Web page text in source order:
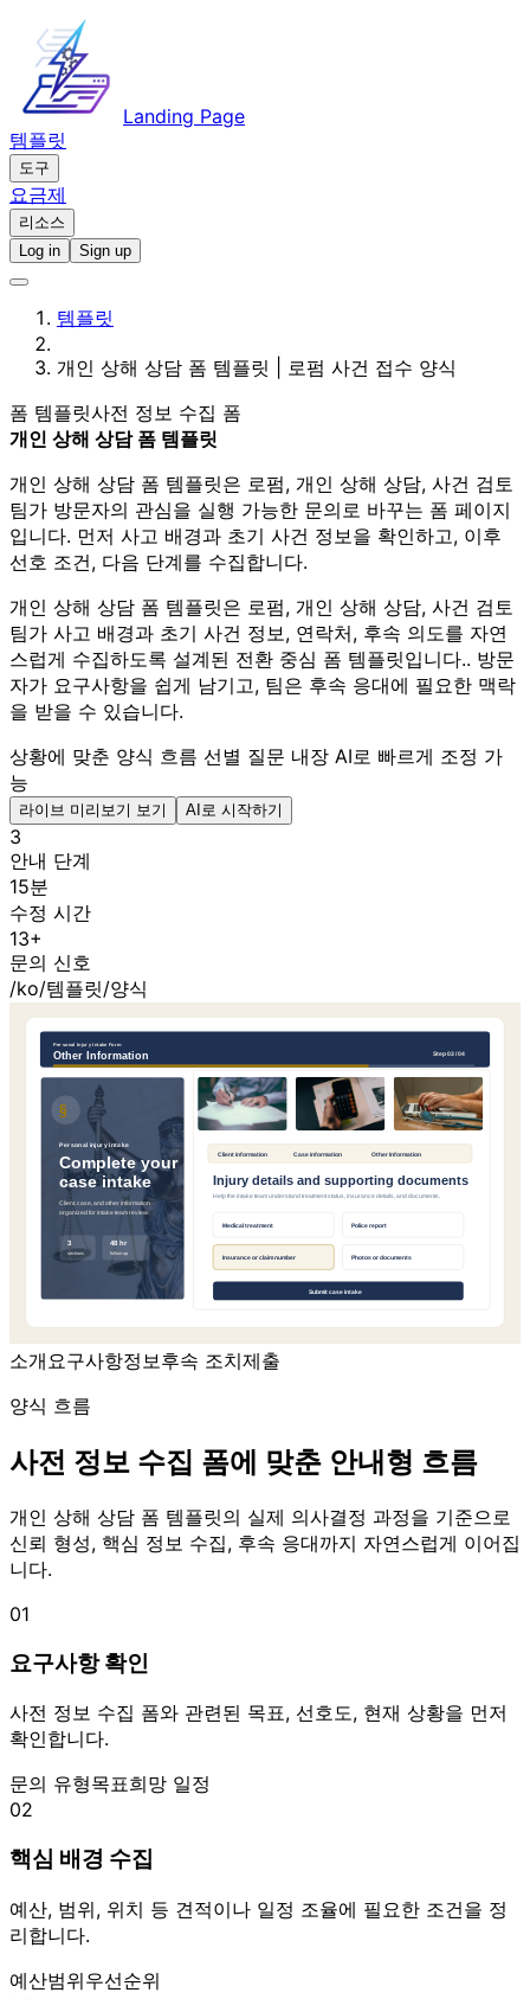
Landing Page
템플릿
도구
요금제
리소스
Log in
Sign up
템플릿
개인 상해 상담 폼 템플릿 | 로펌 사건 접수 양식
폼 템플릿사전 정보 수집 폼
개인 상해 상담 폼 템플릿
개인 상해 상담 폼 템플릿은 로펌, 개인 상해 상담, 사건 검토
팀가 방문자의 관심을 실행 가능한 문의로 바꾸는 폼 페이지
입니다. 먼저 사고 배경과 초기 사건 정보을 확인하고, 이후
선호 조건, 다음 단계를 수집합니다.
개인 상해 상담 폼 템플릿은 로펌, 개인 상해 상담, 사건 검토
팀가 사고 배경과 초기 사건 정보, 연락처, 후속 의도를 자연
스럽게 수집하도록 설계된 전환 중심 폼 템플릿입니다.. 방문
자가 요구사항을 쉽게 남기고, 팀은 후속 응대에 필요한 맥락
을 받을 수 있습니다.
상황에 맞춘 양식 흐름 선별 질문 내장 AI로 빠르게 조정 가
능
라이브 미리보기 보기 AI로 시작하기
3
안내 단계
15분
수정 시간
13+
문의 신호
/ko/템플릿/양식
소개요구사항정보후속 조치제출
양식 흐름
사전 정보 수집 폼에 맞춘 안내형 흐름
개인 상해 상담 폼 템플릿의 실제 의사결정 과정을 기준으로
신뢰 형성, 핵심 정보 수집, 후속 응대까지 자연스럽게 이어집
니다.
01
요구사항 확인
사전 정보 수집 폼와 관련된 목표, 선호도, 현재 상황을 먼저
확인합니다.
문의 유형목표희망 일정
02
핵심 배경 수집
예산, 범위, 위치 등 견적이나 일정 조율에 필요한 조건을 정
리합니다.
예산범위우선순위